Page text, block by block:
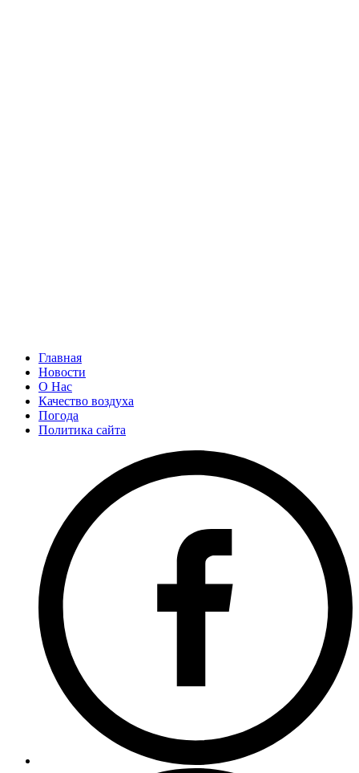
Главная
Новости
О Нас
Качество воздуха
Погода
Политика сайта